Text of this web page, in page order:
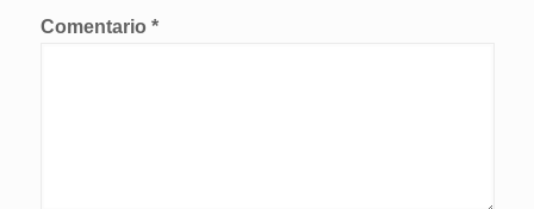
Comentario *